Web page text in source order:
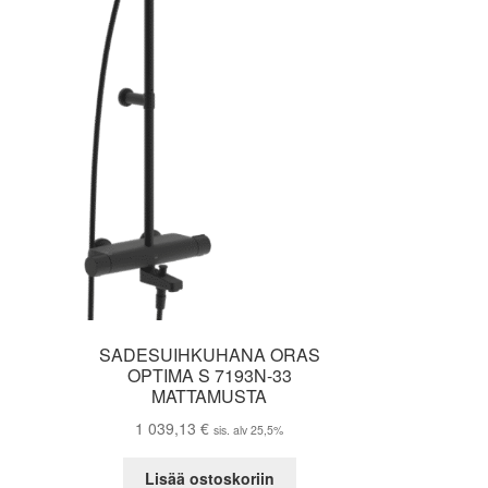
SADESUIHKUHANA ORAS
OPTIMA S 7193N-33
MATTAMUSTA
1 039,13€ sis. alv 25,5%
Lisää ostoskoriin